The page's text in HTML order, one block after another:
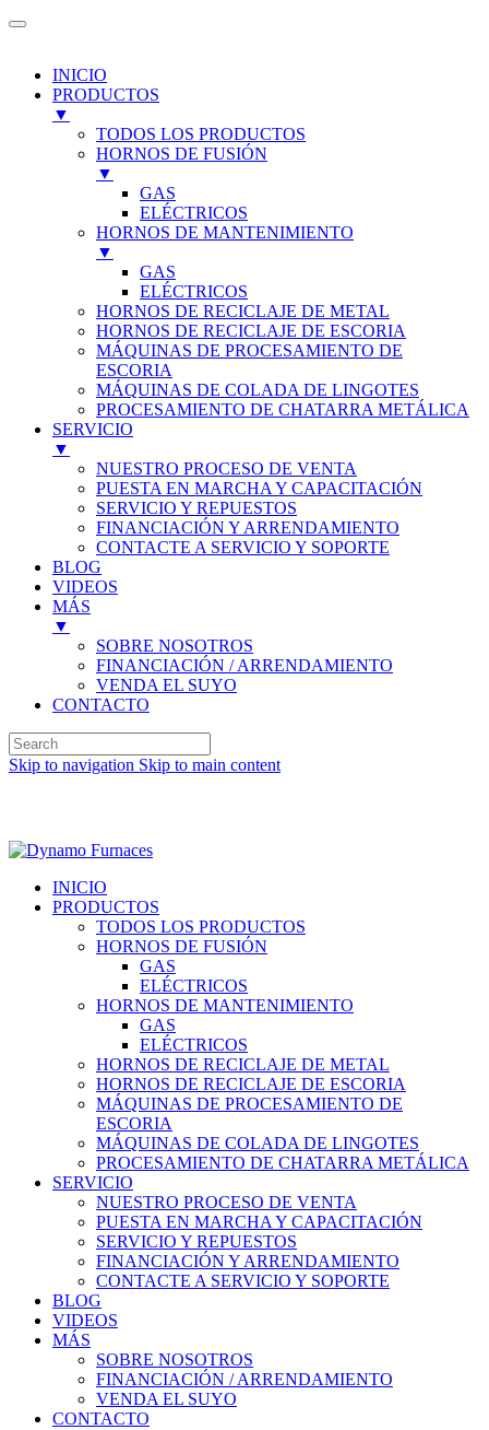
INICIO
PRODUCTOS
▼
TODOS LOS PRODUCTOS
HORNOS DE FUSIÓN
▼
GAS
ELÉCTRICOS
HORNOS DE MANTENIMIENTO
▼
GAS
ELÉCTRICOS
HORNOS DE RECICLAJE DE METAL
HORNOS DE RECICLAJE DE ESCORIA
MÁQUINAS DE PROCESAMIENTO DE
ESCORIA
MÁQUINAS DE COLADA DE LINGOTES
PROCESAMIENTO DE CHATARRA METÁLICA
SERVICIO
▼
NUESTRO PROCESO DE VENTA
PUESTA EN MARCHA Y CAPACITACIÓN
SERVICIO Y REPUESTOS
FINANCIACIÓN Y ARRENDAMIENTO
CONTACTE A SERVICIO Y SOPORTE
BLOG
VIDEOS
MÁS
▼
SOBRE NOSOTROS
FINANCIACIÓN / ARRENDAMIENTO
VENDA EL SUYO
CONTACTO
Skip to navigation Skip to main content
INICIO
PRODUCTOS
TODOS LOS PRODUCTOS
HORNOS DE FUSIÓN
GAS
ELÉCTRICOS
HORNOS DE MANTENIMIENTO
GAS
ELÉCTRICOS
HORNOS DE RECICLAJE DE METAL
HORNOS DE RECICLAJE DE ESCORIA
MÁQUINAS DE PROCESAMIENTO DE
ESCORIA
MÁQUINAS DE COLADA DE LINGOTES
PROCESAMIENTO DE CHATARRA METÁLICA
SERVICIO
NUESTRO PROCESO DE VENTA
PUESTA EN MARCHA Y CAPACITACIÓN
SERVICIO Y REPUESTOS
FINANCIACIÓN Y ARRENDAMIENTO
CONTACTE A SERVICIO Y SOPORTE
BLOG
VIDEOS
MÁS
SOBRE NOSOTROS
FINANCIACIÓN / ARRENDAMIENTO
VENDA EL SUYO
CONTACTO